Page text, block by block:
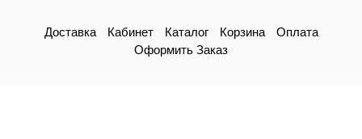
Доставка Кабинет Каталог Корзина
Оплата
Оформить Заказ